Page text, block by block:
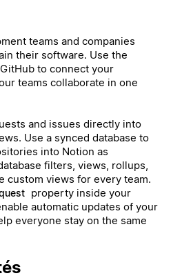
teams and companies
their software. Use the
to connect your
teams collaborate in one
and issues directly into
Use a synced database to
into Notion as
filters, views, rollups,
custom views for every team.
property inside your
automatic updates of your
everyone stay on the same